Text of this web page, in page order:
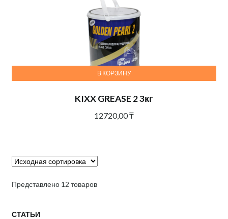
KIXX GREASE 2 3кг
12720,00₸
В КОРЗИНУ
Представлено 12 товаров
СТАТЬИ